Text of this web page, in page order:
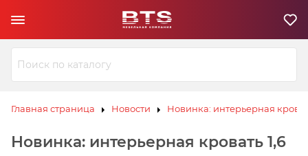
К
КЛ
ЛЮ
ЮЗИВ
ЗИВ
Э
К
СКЛЮЗИВ
Главная страница Новости Новинка: интерьерная
Новинка: интерьерная кровать 1,6